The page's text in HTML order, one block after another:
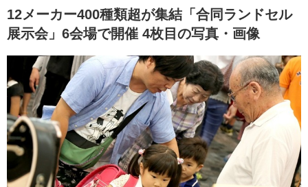
12メーカー400種類超が集結「合同ランドセル
展示会」6会場で開催 4枚目の写真・画像